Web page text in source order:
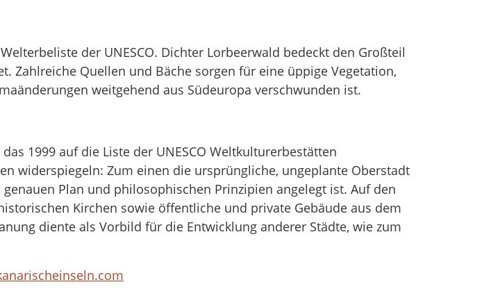
der UNESCO. Dichter Lorbeerwald bedeckt den Großteil
Zahlreiche Quellen und Bäche sorgen für eine üppige Vegetation,
weitgehend aus Südeuropa verschwunden ist.
1999 auf die Liste der UNESCO Weltkulturerbestätten
widerspiegeln: Zum einen die ursprüngliche, ungeplante Oberstadt
Plan und philosophischen Prinzipien angelegt ist. Auf den
Kirchen sowie öffentliche und private Gebäude aus dem
diente als Vorbild für die Entwicklung anderer Städte, wie zum